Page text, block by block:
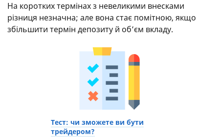
На коротких термінах з невеликими внесками
різниця незначна; але вона стає помітною, якщо
збільшити термін депозиту й об’єм вкладу.
Тест: чи зможете ви бути
трейдером?